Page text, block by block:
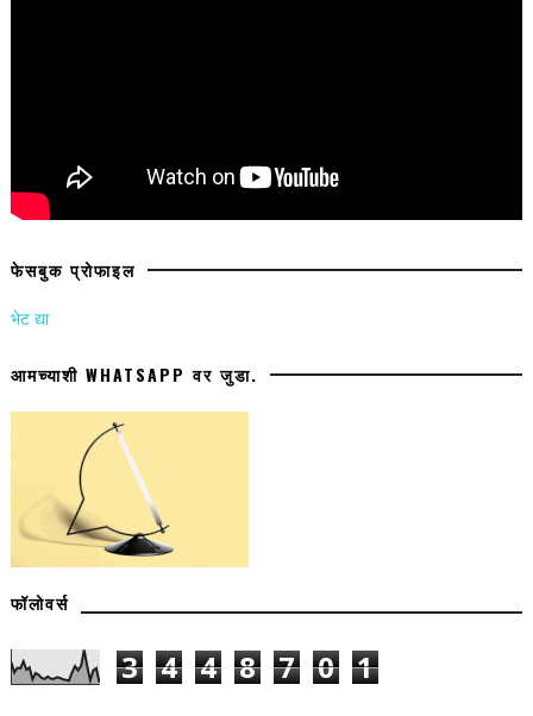
फेसबुक प्रोफाइल
भेट द्या
आमच्याशी WHATSAPP वर जुडा.
फॉलोवर्स
3 4 4 8 7 0 1